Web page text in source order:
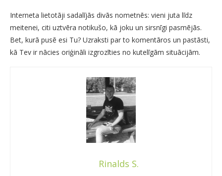
Interneta lietotāji sadalījās divās nometnēs: vieni juta līdz
meitenei, citi uztvēra notikušo, kā joku un sirsnīgi pasmējās.
Bet, kurā pusē esi Tu? Uzraksti par to komentāros un pastāsti,
kā Tev ir nācies oriģināli izgrozīties no kutelīgām situācijām.
Rinalds S.